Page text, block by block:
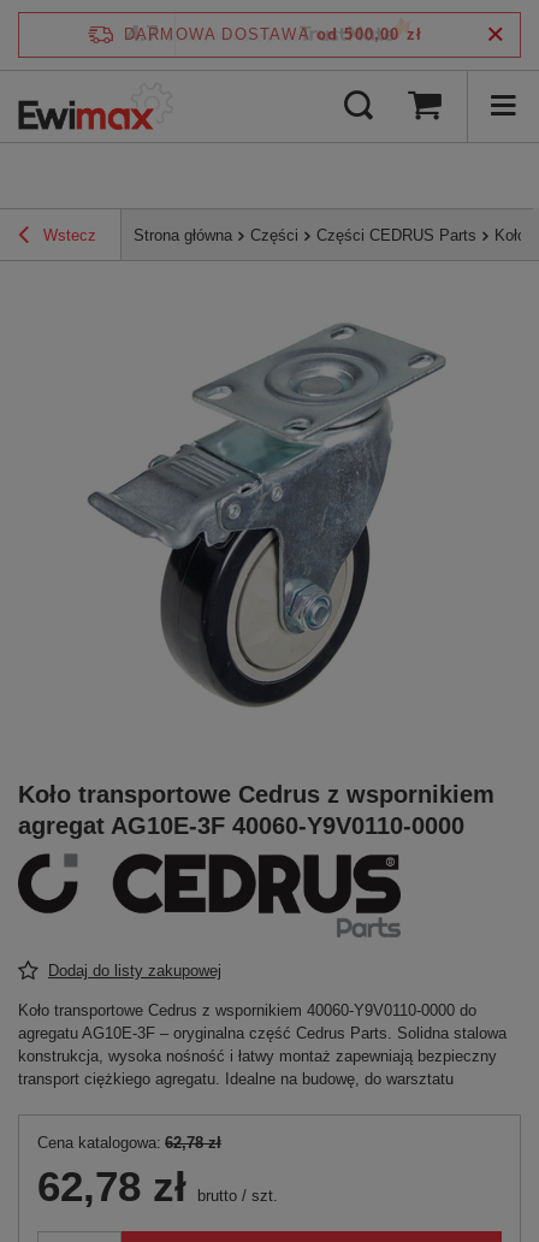
DARMOWA DOSTAWA od 500,00 zł
Wstecz Strona główna Części Części CEDRUS Parts Koło
Koło transportowe Cedrus z wspornikiem
agregat AG10E-3F 40060-Y9V0110-0000
Dodaj do listy zakupowej
Koło transportowe Cedrus z wspornikiem 40060‑Y9V0110‑0000 do
agregatu AG10E‑3F – oryginalna część Cedrus Parts. Solidna stalowa
konstrukcja, wysoka nośność i łatwy montaż zapewniają bezpieczny
transport ciężkiego agregatu. Idealne na budowę, do warsztatu
Cena katalogowa: 62,78 zł
62,78 zł brutto / szt.
4.7/5 zweryfikowane przez